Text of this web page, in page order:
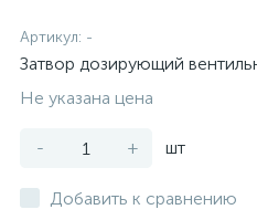
Артикул: -
Затвор дозирующий
Не указана цена
- + шт
Добавить к сравнению